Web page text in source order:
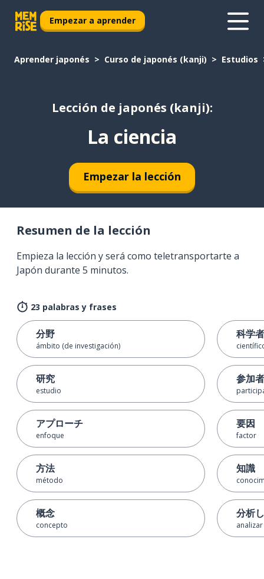
Empezar a aprender
Aprender japonés Curso de japonés (kanji) Estudios
Lección de japonés (kanji):
La ciencia
Empezar la lección
Resumen de la lección
Empieza la lección y será como teletransportarte a
Japón durante 5 minutos.
23 palabras y frases
分野
ámbito (de investigación)
研究
estudio
アプローチ
enfoque
方法
método
概念
concepto
科学者
参加者
要因
factor
知識
分析
analizar